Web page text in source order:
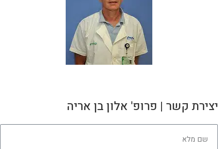
יצירת קשר | פרופ' אלון בן אריה